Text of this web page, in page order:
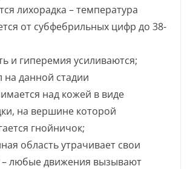
лихорадка – температура
от субфебрильных цифр до 38-
и гиперемия усиливаются;
на данной стадии
над кожей в виде
на вершине которой
гнойничок;
область утрачивает свои
– любые движения вызывают